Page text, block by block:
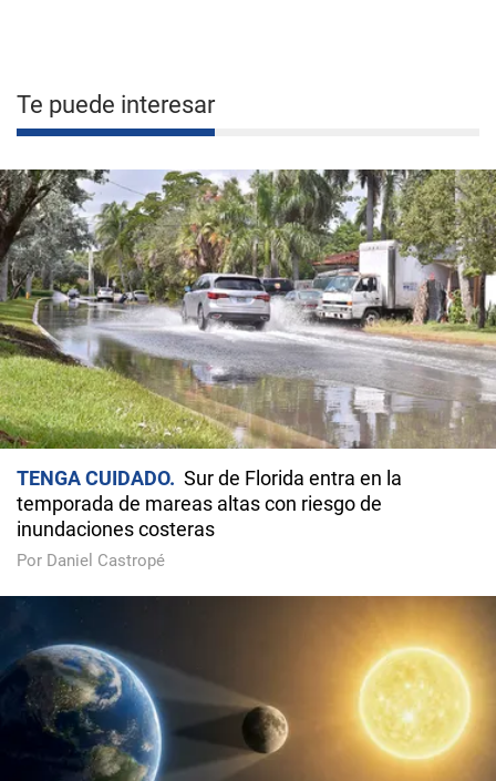
Te puede interesar
TENGA CUIDADO
Sur de Florida entra en la
temporada de mareas altas con riesgo de
inundaciones costeras
Por Daniel Castropé